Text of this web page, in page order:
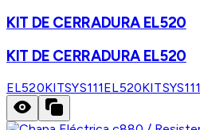
KIT DE CERRADURA EL520
KIT DE CERRADURA EL520
EL520KITSYS111EL520KITSYS111